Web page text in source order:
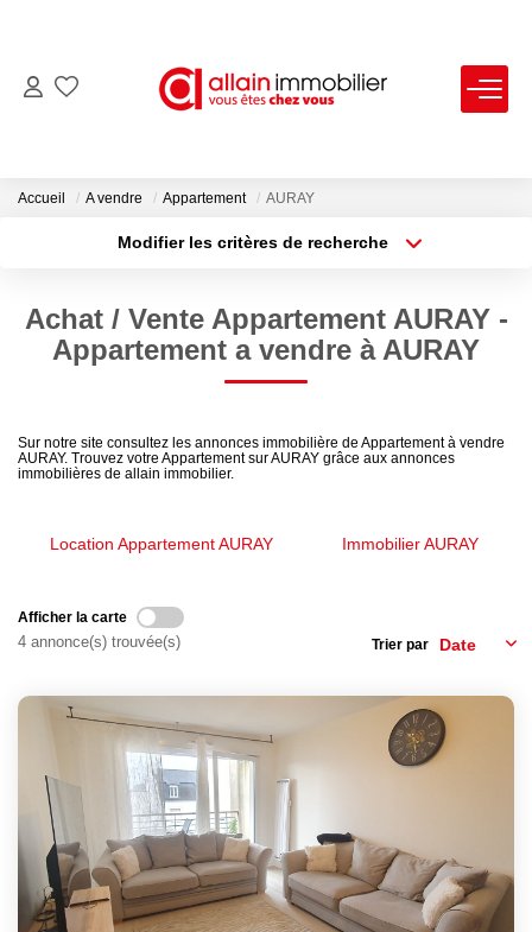
LOCATIONS
SYNDIC
Nous Contacter
Nous Rejoindre
LOCATIONS VACANCES
MON COMPTE
Accueil A vendre Appartement AURAY
Modifier les critères de recherche
Sélectionnez...
Type de bien
Surface min
Créer une alerte
Achat / Vente Appartement AURAY -
Appartement a vendre à AURAY
Sur notre site consultez les annonces immobilière de Appartement à vendre
AURAY. Trouvez votre Appartement sur AURAY grâce aux annonces
immobilières de allain immobilier.
Location Appartement AURAY Immobilier AURAY
Afficher la carte
4 annonce(s) trouvée(s) Trier par